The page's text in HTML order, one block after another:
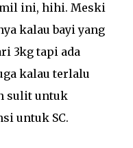
ini, hihi. Meski
kalau bayi yang
3kg tapi ada
kalau terlalu
sulit untuk
untuk SC.